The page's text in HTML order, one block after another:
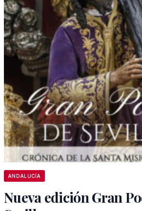
ANDALUCÍA
Nueva edición Gran